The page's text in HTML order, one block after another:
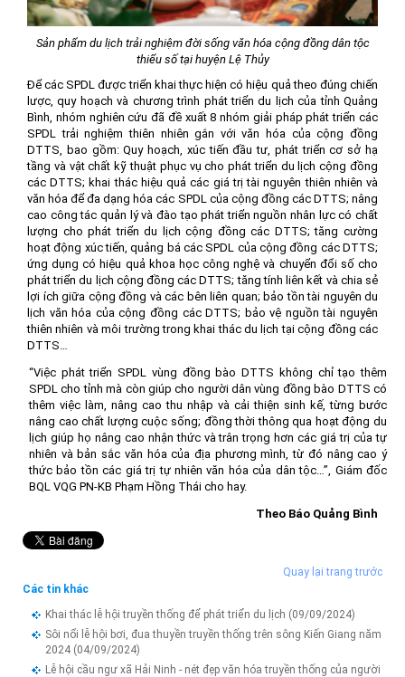
Sản phẩm du lịch trải nghiệm đời sống văn hóa cộng đồng dân tộc
thiểu số tại huyện Lệ Thủy
Để các SPDL được triển khai thực hiện có hiệu quả theo đúng chiến
lược, quy hoạch và chương trình phát triển du lịch của tỉnh Quảng
Bình, nhóm nghiên cứu đã đề xuất 8 nhóm giải pháp phát triển các
SPDL trải nghiệm thiên nhiên gắn với văn hóa của cộng đồng
DTTS, bao gồm: Quy hoạch, xúc tiến đầu tư, phát triển cơ sở hạ
tầng và vật chất kỹ thuật phục vụ cho phát triển du lịch cộng đồng
các DTTS; khai thác hiệu quả các giá trị tài nguyên thiên nhiên và
văn hóa để đa dạng hóa các SPDL của cộng đồng các DTTS; nâng
cao công tác quản lý và đào tạo phát triển nguồn nhân lực có chất
lượng cho phát triển du lịch cộng đồng các DTTS; tăng cường
hoạt động xúc tiến, quảng bá các SPDL của cộng đồng các DTTS;
ứng dụng có hiệu quả khoa học công nghệ và chuyển đổi số cho
phát triển du lịch cộng đồng các DTTS; tăng tính liên kết và chia sẻ
lợi ích giữa cộng đồng và các bên liên quan; bảo tồn tài nguyên du
lịch văn hóa của cộng đồng các DTTS; bảo vệ nguồn tài nguyên
thiên nhiên và môi trường trong khai thác du lịch tại cộng đồng các
DTTS…
“Việc phát triển SPDL vùng đồng bào DTTS không chỉ tạo thêm
SPDL cho tỉnh mà còn giúp cho người dân vùng đồng bào DTTS có
thêm việc làm, nâng cao thu nhập và cải thiện sinh kế, từng bước
nâng cao chất lượng cuộc sống; đồng thời thông qua hoạt động du
lịch giúp họ nâng cao nhận thức và trân trọng hơn các giá trị của tự
nhiên và bản sắc văn hóa của địa phương mình, từ đó nâng cao ý
thức bảo tồn các giá trị tự nhiên văn hóa của dân tộc…”, Giám đốc
BQL VQG PN-KB Phạm Hồng Thái cho hay.
Theo Báo Quảng Bình
Quay lại trang trước
Các tin khác
Khai thác lễ hội truyền thống để phát triển du lịch (09/09/2024)
Sôi nổi lễ hội bơi, đua thuyền truyền thống trên sông Kiến Giang năm
2024 (04/09/2024)
Lễ hội cầu ngư xã Hải Ninh - nét đẹp văn hóa truyền thống của người